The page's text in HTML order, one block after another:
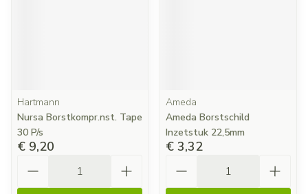
Hartmann
Nursa Borstkompr.nst. Tape
30 P/s
€ 9,20
Ameda
Ameda Borstschild
Inzetstuk 22,5mm
€ 3,32